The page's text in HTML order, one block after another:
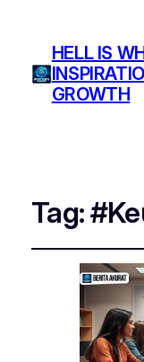
HELL IS
GROWTH
Tag: